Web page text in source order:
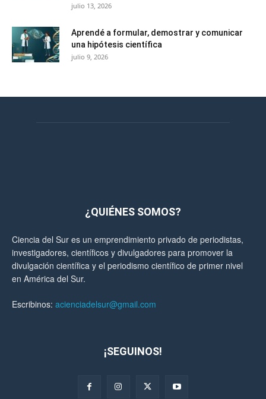
julio 13, 2026
Aprendé a formular, demostrar y comunicar
una hipótesis científica
julio 9, 2026
¿QUIÉNES SOMOS?
Ciencia del Sur es un emprendimiento privado de periodistas,
investigadores, científicos y divulgadores para promover la
divulgación científica y el periodismo científico de primer nivel
en América del Sur.
Escribinos: acienciadelsur@gmail.com
¡SEGUINOS!